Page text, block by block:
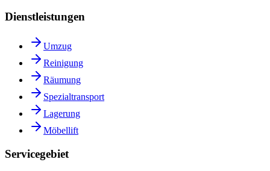
Dienstleistungen
Umzug
Reinigung
Räumung
Spezialtransport
Lagerung
Möbellift
Servicegebiet